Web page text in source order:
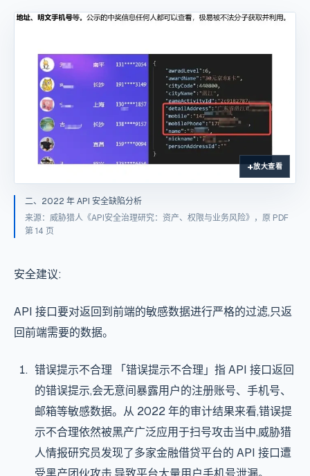
放大查看
二、2022 年 API 安全缺陷分析
来源：威胁猎人《API安全治理研究：资产、权限与业务风险》，原 PDF
第 14 页
安全建议:
API 接口要对返回到前端的敏感数据进行严格的过滤,只返
回前端需要的数据。
错误提示不合理 「错误提示不合理」指 API 接口返回
的错误提示,会无意间暴露用户的注册账号、手机号、
邮箱等敏感数据。从 2022 年的审计结果来看,错误提
示不合理依然被黑产广泛应用于扫号攻击当中,威胁猎
人情报研究员发现了多家金融借贷平台的 API 接口遭